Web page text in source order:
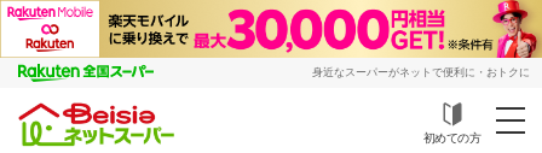
身近なスーパーがネットで便利に・おトクに
初めての方